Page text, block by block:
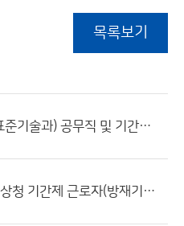
목록보기
관측기반국(관측표준기술과) 공무직 및 기간제 근로자 채용 공고
2026년 수도권기상청 기간제 근로자(방재기상지원관) 채용 서류전형 합격자 및 면접전형 시행 공고문